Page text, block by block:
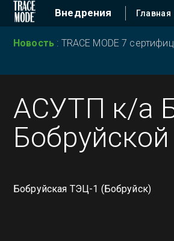
Внедрения Главная
Новость : TRACE MODE 7
АСУТП к/а
Бобруйская ТЭЦ-1 (Бобруйск)